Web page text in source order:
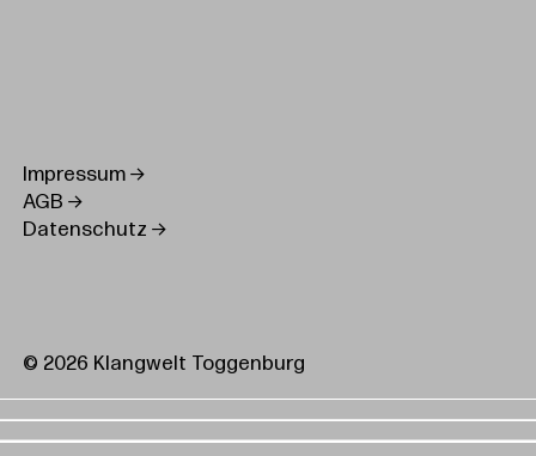
Impressum
AGB
Datenschutz
© 2026 Klangwelt Toggenburg